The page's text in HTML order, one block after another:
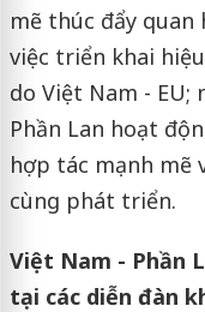
mẽ thúc đẩy quan
việc triển khai
do Việt Nam - EU;
Phần Lan hoạt
hợp tác mạnh mẽ
cùng phát triển.
Việt Nam - Phần
tại các diễn đàn